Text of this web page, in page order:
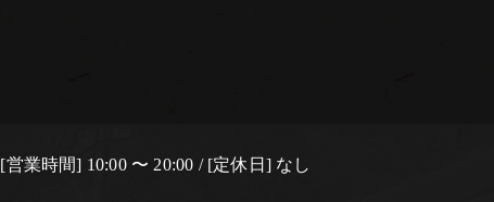
[営業時間] 10:00 〜 20:00 / [定休日] なし